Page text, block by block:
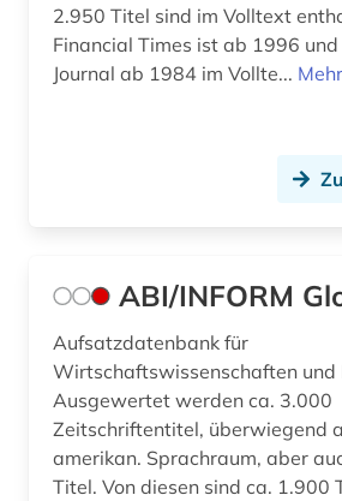
bevölkerungsforschung (1)
bewerbung (1)
bgvr (2)
bibliografie (22)
2.950 Titel sind im Volltext
Financial Times ist ab 1996
Journal ab 1984 im Vollte...
ABI/INFORM
Aufsatzdatenbank für
Wirtschaftswissenschaften und
Ausgewertet werden ca. 3.000
Zeitschriftentitel, überwiegend
amerikan. Sprachraum, aber
Titel. Von diesen sind ca. 1.900